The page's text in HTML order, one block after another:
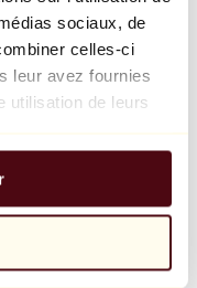
sociaux, de
celles-ci
leur avez fournies
utilisation de leurs